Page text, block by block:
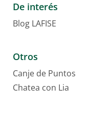
De interés
Blog LAFISE
Otros
Canje de Puntos
Chatea con Lia